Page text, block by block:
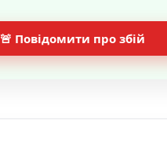
🚨 Повідомити про збій